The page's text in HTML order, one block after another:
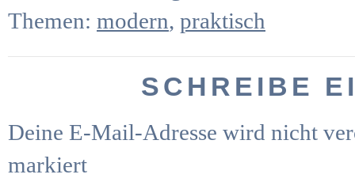
Themen: modern, praktisch
SCHREIBE
Deine E-Mail-Adresse wird nicht
markiert